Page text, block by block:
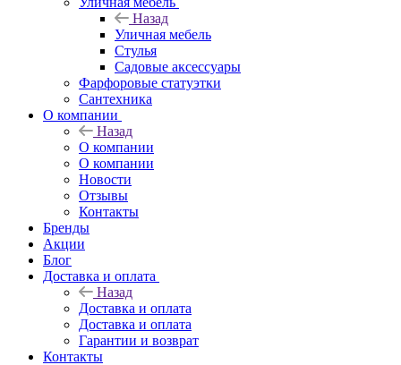
Назад
Уличная мебель
Стулья
Садовые аксессуары
Фарфоровые статуэтки
Сантехника
О компании
Назад
О компании
О компании
Новости
Отзывы
Контакты
Бренды
Акции
Блог
Доставка и оплата
Назад
Доставка и оплата
Доставка и оплата
Гарантии и возврат
Контакты